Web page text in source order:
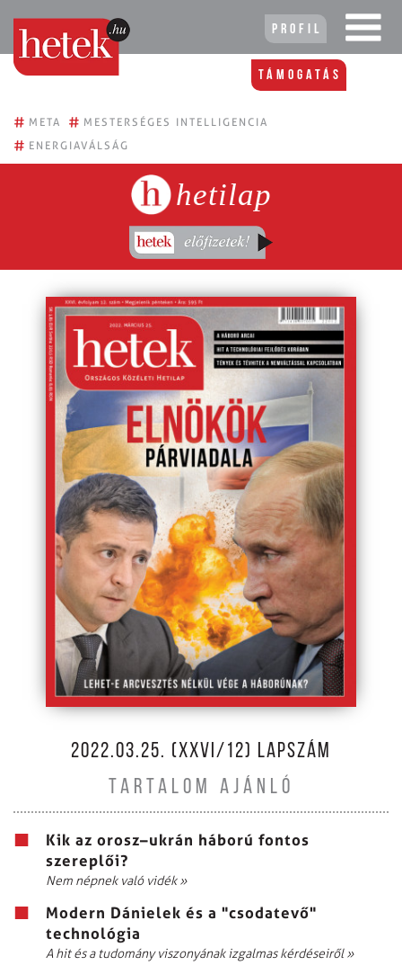
Profil
Támogatás
# META # MESTERSÉGES INTELLIGENCIA
# ENERGIAVÁLSÁG
hetilap
2022.03.25. (XXVI/12) LAPSZÁM
TARTALOM AJÁNLÓ
Kik az orosz–ukrán háború fontos
szereplői?
Nem népnek való vidék»
Modern Dánielek és a "csodatevő"
technológia
A hit és a tudomány viszonyának izgalmas kérdéseiről»